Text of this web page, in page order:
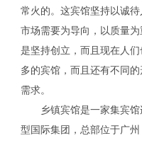
常火的。这宾馆坚持以诚
市场需要为导向，以质量
是坚持创立，而且现在人
多的宾馆，而且还有不同
需求。
乡镇宾馆是一家集宾馆
型国际集团，总部位于广